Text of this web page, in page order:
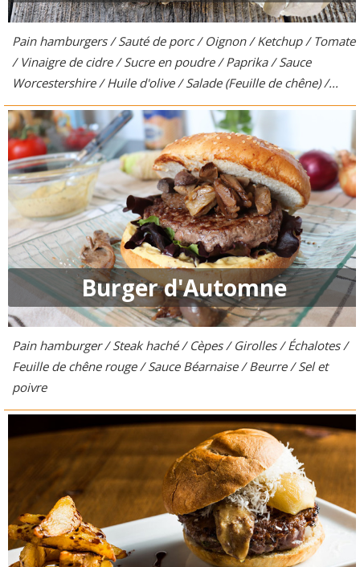
Pain hamburgers / Sauté de porc / Oignon / Ketchup / Tomate
/ Vinaigre de cidre / Sucre en poudre / Paprika / Sauce
Worcestershire / Huile d'olive / Salade (Feuille de chêne) /...
Burger d'Automne
Pain hamburger / Steak haché / Cèpes / Girolles / Échalotes /
Feuille de chêne rouge / Sauce Béarnaise / Beurre / Sel et
poivre